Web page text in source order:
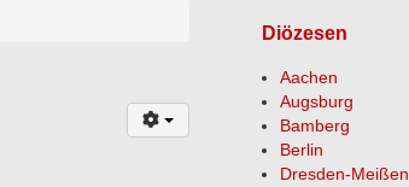
Diözesen
Aachen
Augsburg
Bamberg
Berlin
Dresden-Meißen